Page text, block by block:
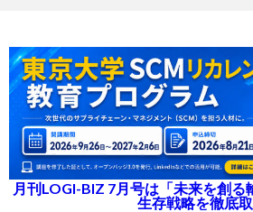
月刊LOGI-BIZ 7月号は「未来を創る
生存戦略を徹底